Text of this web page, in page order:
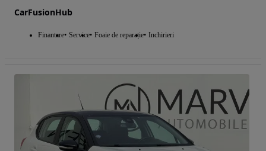
CarFusionHub
Finantare Service Foaie de reparație Inchirieri